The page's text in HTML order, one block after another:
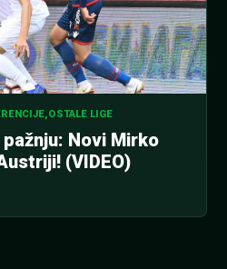
,OSTALE LIGE
Novi Mirko
(VIDEO)